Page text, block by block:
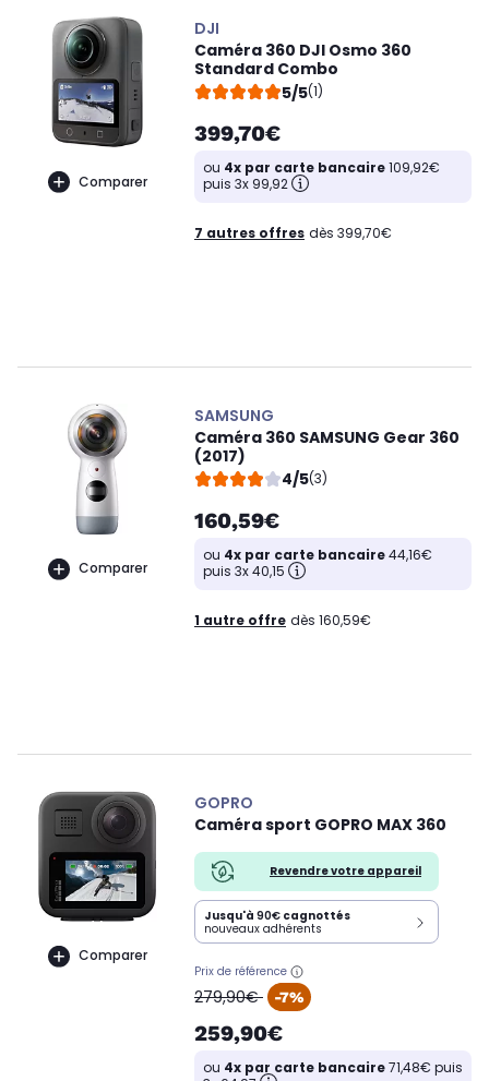
Comparer
DJI
Caméra 360 DJI Osmo 360
Standard Combo
5/5(1)
399,70€
ou 4x par carte bancaire109,92€
puis 3x 99,92
7 autres offres dès 399,70€
Comparer
SAMSUNG
Caméra 360 SAMSUNG Gear 360
(2017)
4/5(3)
160,59€
ou 4x par carte bancaire44,16€
puis 3x 40,15
1 autre offre dès 160,59€
Comparer
GOPRO
Caméra sport GOPRO MAX 360
Revendre votre appareil
Jusqu'à 90€ cagnottés
nouveaux adhérents
Prix de référence
oldPrice
279,90€ -7%
259,90€
ou 4x par carte bancaire71,48€ puis